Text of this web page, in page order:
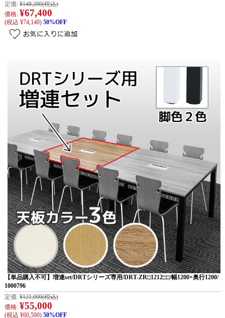
定価: ¥148,280(税込)
価格: ¥67,400
(税込 ¥74,140) 50%OFF
【単品購入不可】増連set/DRTシリーズ専用/DRT-ZR□1212□□/幅1200×奥行1200/
1000796
定価: ¥121,000(税込)
価格: ¥55,000
(税込 ¥60,500) 50%OFF